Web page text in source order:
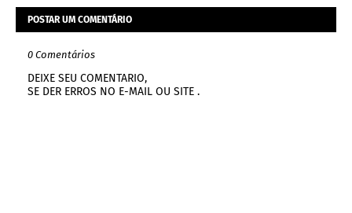
POSTAR UM COMENTÁRIO
0 Comentários
DEIXE SEU COMENTARIO,
SE DER ERROS NO E-MAIL OU SITE .